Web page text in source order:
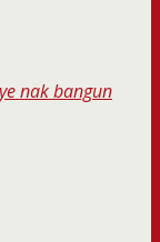
nak bangun